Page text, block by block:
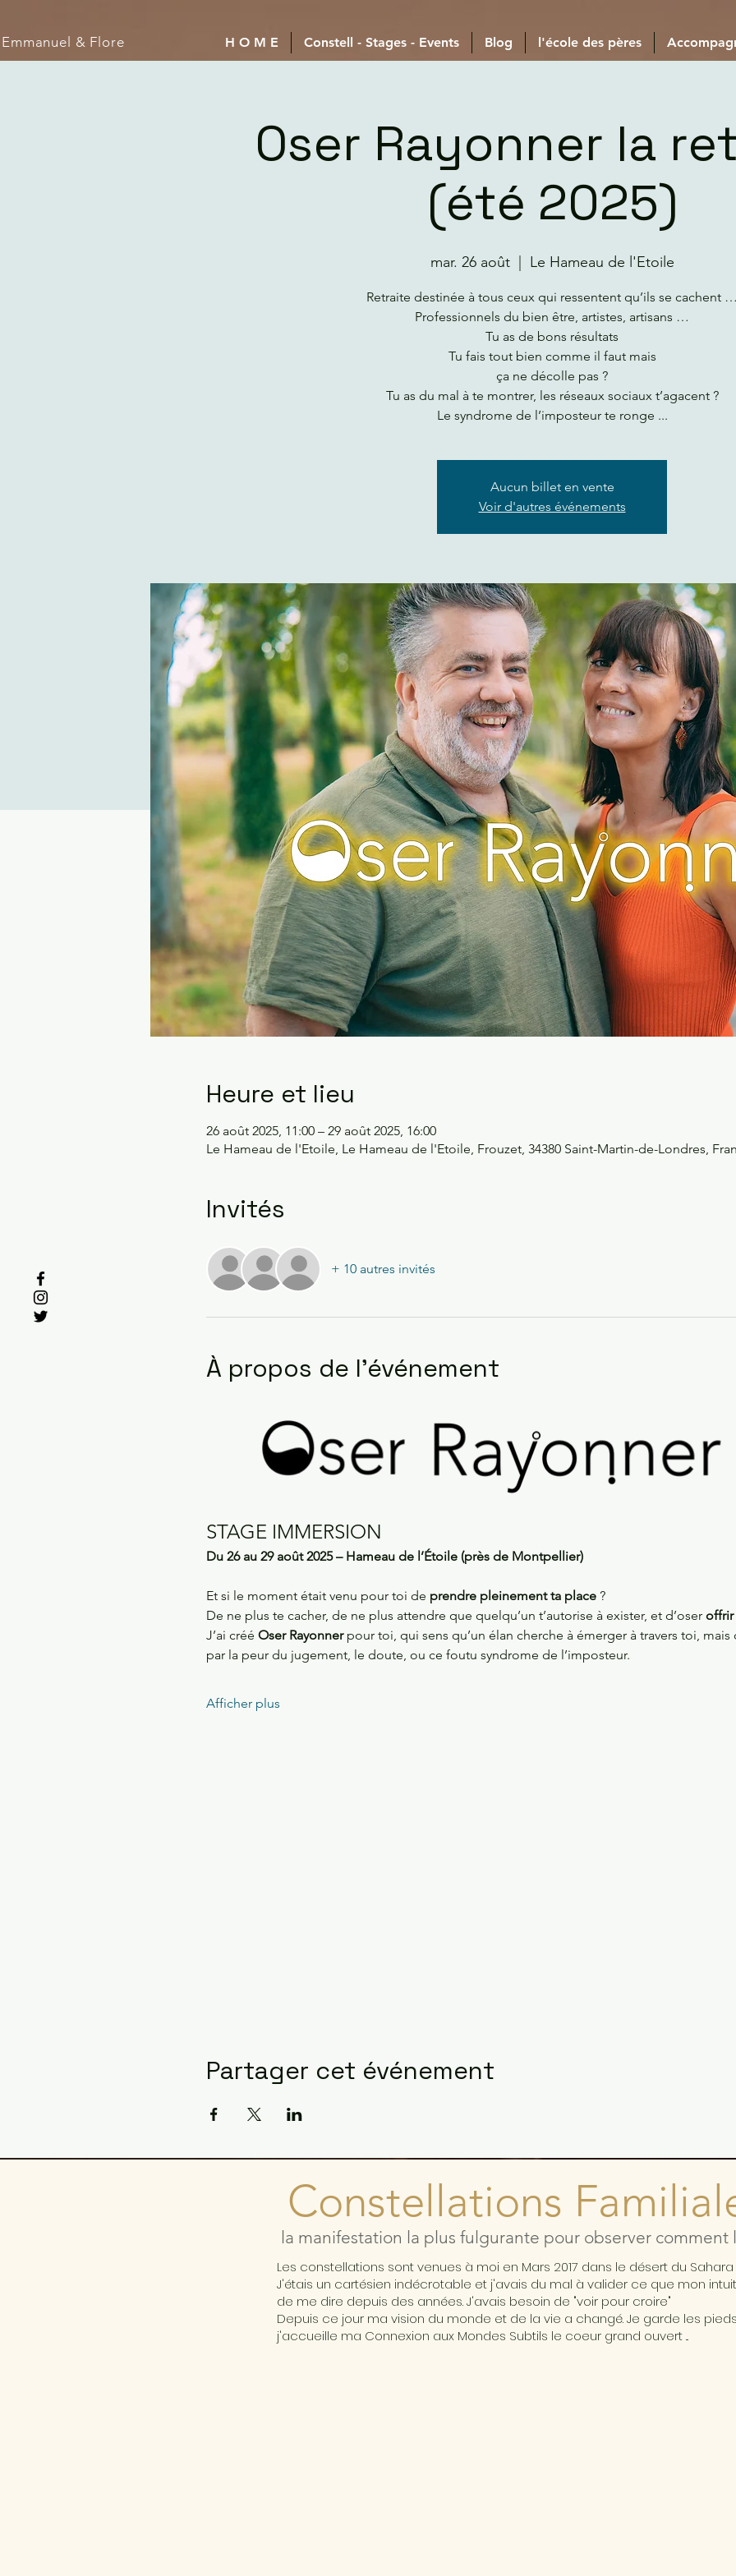
Emmanuel & Flore H O M E Constell - Stages - Events Blog l'école des pères
Oser Rayonner la
(été 2025)
mar. 26 août
  |
Le Hameau de l'Etoile
Retraite destinée à tous ceux qui ressentent qu’ils se cachent
Professionnels du bien être, artistes, artisans …
Tu as de bons résultats
Tu fais tout bien comme il faut mais
ça ne décolle pas ?
Tu as du mal à te montrer, les réseaux sociaux t’agacent ?
Le syndrome de l’imposteur te ronge ...
Aucun billet en vente
Voir d'autres événements
Heure et lieu
26 août 2025, 11:00 – 29 août 2025, 16:00
Le Hameau de l'Etoile, Le Hameau de l'Etoile, Frouzet, 34380 Saint-Martin-de-Londres,
Invités
+ 10 autres invités
À propos de l'événement
STAGE IMMERSION
Du 26 au 29 août 2025 – Hameau de l’Étoile (près de Montpellier)
Et si le moment était venu pour toi de prendre pleinement ta place ?
De ne plus te cacher, de ne plus attendre que quelqu’un t’autorise à exister, et d’oser offrir
J’ai créé Oser Rayonner pour toi, qui sens qu’un élan cherche à émerger à travers toi,
par la peur du jugement, le doute, ou ce foutu syndrome de l’imposteur.
Afficher plus
Partager cet événement
Constellations
la manifestation la plus fulgurante pour observer comment
Les constellations sont venues à moi en Mars 2017 dans le désert du Sahara
J'étais un cartésien indécrotable et j'avais du mal à valider ce que mon
de me dire depuis des années. J'avais besoin de "voir pour croire"
Depuis ce jour ma vision du monde et de la vie a changé. Je garde les
j'accueille ma Connexion aux Mondes Subtils le coeur grand ouvert ...